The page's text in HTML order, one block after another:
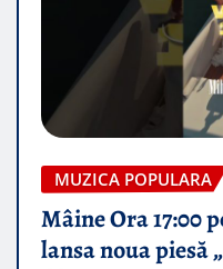
MUZICA POPULARA
Mâine Ora 17:00
lansa noua piesă